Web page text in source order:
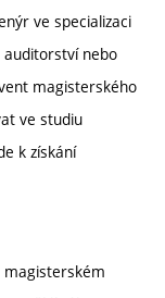
ve specializaci
auditorství nebo
magisterského
ve studiu
k získání
magisterském